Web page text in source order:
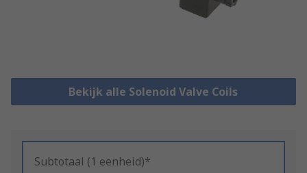
Bekijk alle Solenoid Valve Coils
Subtotaal (1 eenheid)*